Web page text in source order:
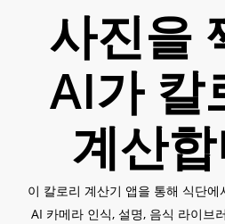
사진을
AI가 칼
계산
이 칼로리 계산기 앱을 통해 식단
AI 카메라 인식, 설명, 음식 라이브